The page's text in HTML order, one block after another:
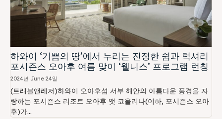
하와이 ‘기쁨의 땅’에서 누리는 진정한 쉼과 럭셔리
포시즌스 오아후 여름 맞이 ‘웰니스’ 프로그램 런칭
2024년 June 24일
(트래블앤레저)하와이 오아후섬 서부 해안의 아름다운 풍경을 자
랑하는 포시즌스 리조트 오아후 앳 코올리나(이하, 포시즌스 오아
후)가...